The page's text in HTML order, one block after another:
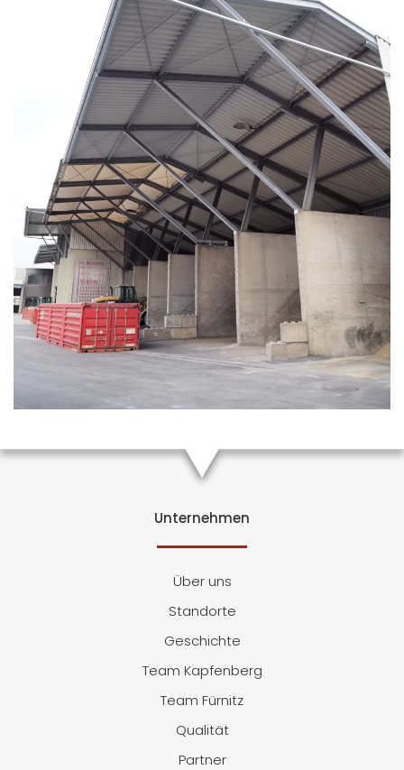
Unternehmen
Über uns
Standorte
Geschichte
Team Kapfenberg
Team Fürnitz
Qualität
Partner